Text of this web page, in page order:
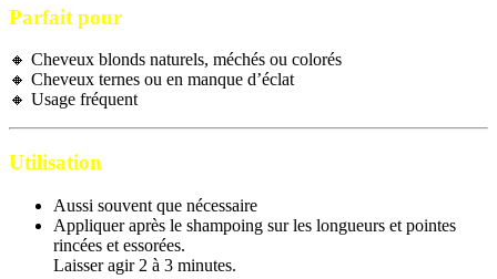
Parfait pour
🔸 Cheveux blonds naturels, méchés ou colorés
🔸 Cheveux ternes ou en manque d’éclat
🔸 Usage fréquent
Utilisation
Aussi souvent que nécessaire
Appliquer après le shampoing sur les longueurs et pointes
rincées et essorées.
Laisser agir 2 à 3 minutes.